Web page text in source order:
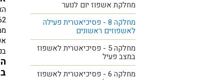
מחלקת אשפוז יום לנוער
מחלקה 8 - פסיכיאטרית פעילה
לאשפוזים ראשונים
מחלקה 5 - פסיכיאטרית לאשפוז
במצב פעיל
מחלקה 6 - פסיכיאטרית לאשפוז